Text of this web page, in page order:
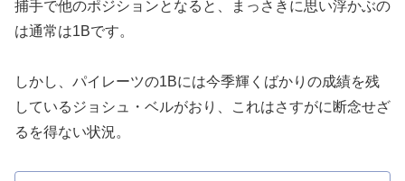
捕手で他のポジションとなると、まっさきに思い浮かぶの
は通常は1Bです。
しかし、パイレーツの1Bには今季輝くばかりの成績を残
しているジョシュ・ベルがおり、これはさすがに断念せざ
るを得ない状況。